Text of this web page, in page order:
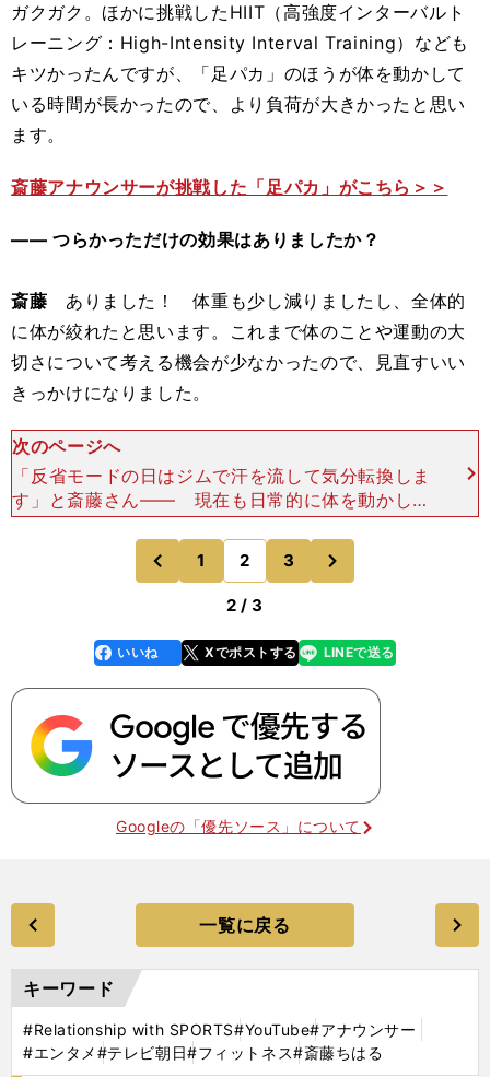
ガクガク。ほかに挑戦したHIIT（高強度インターバルト
レーニング：High-Intensity Interval Training）なども
キツかったんですが、「足パカ」のほうが体を動かして
いる時間が長かったので、より負荷が大きかったと思い
ます。
斎藤アナウンサーが挑戦した「足パカ」がこちら＞＞
―― つらかっただけの効果はありましたか？
斎藤 ありました！ 体重も少し減りましたし、全体的
に体が絞れたと思います。これまで体のことや運動の大
切さについて考える機会が少なかったので、見直すいい
きっかけになりました。
次のページへ
「反省モードの日はジムで汗を流して気分転換しま
す」と斎藤さん―― 現在も日常的に体を動かして
いますか？斎藤 最近は週に何回かジムに通うよう
になりました。筋トレをしたり、ランニングマシー
ンで20分間走を
前
のページへ
1 2 3
2 / 3
faceboo
k
いいね Xでポストする
line LINEで送る
Googleの「優先ソース」について
一覧に戻る
キーワード
#Relationship with SPORTS#YouTube#アナウンサー
#エンタメ#テレビ朝日#フィットネス#斎藤ちはる